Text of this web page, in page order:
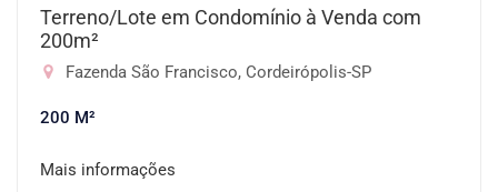
Terreno/Lote em Condomínio à Venda com
200m²
Fazenda São Francisco, Cordeirópolis-SP
200 M²
Mais informações